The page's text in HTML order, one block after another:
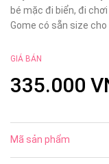
bé mặc đi biển, đi chơi
Gome có sẵn size cho
GIÁ BÁN
335.000
Mã sản phẩm